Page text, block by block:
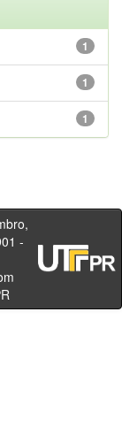
1
1
1
-